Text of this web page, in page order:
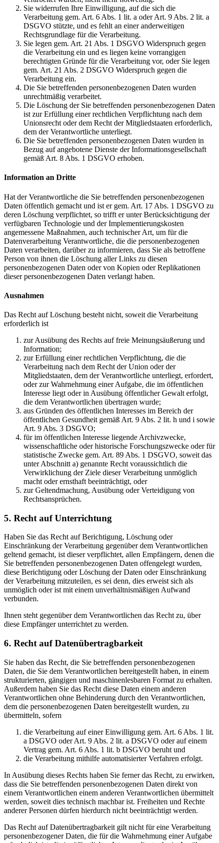
Sie widerrufen Ihre Einwilligung, auf die sich die
Verarbeitung gem. Art. 6 Abs. 1 lit. a oder Art. 9 Abs. 2 lit. a
DSGVO stützte, und es fehlt an einer anderweitigen
Rechtsgrundlage für die Verarbeitung.
Sie legen gem. Art. 21 Abs. 1 DSGVO Widerspruch gegen
die Verarbeitung ein und es liegen keine vorrangigen
berechtigten Gründe für die Verarbeitung vor, oder Sie legen
gem. Art. 21 Abs. 2 DSGVO Widerspruch gegen die
Verarbeitung ein.
Die Sie betreffenden personenbezogenen Daten wurden
unrechtmäßig verarbeitet.
Die Löschung der Sie betreffenden personenbezogenen Daten
ist zur Erfüllung einer rechtlichen Verpflichtung nach dem
Unionsrecht oder dem Recht der Mitgliedstaaten erforderlich,
dem der Verantwortliche unterliegt.
Die Sie betreffenden personenbezogenen Daten wurden in
Bezug auf angebotene Dienste der Informationsgesellschaft
gemäß Art. 8 Abs. 1 DSGVO erhoben.
Information an Dritte
Hat der Verantwortliche die Sie betreffenden personenbezogenen
Daten öffentlich gemacht und ist er gem. Art. 17 Abs. 1 DSGVO zu
deren Löschung verpflichtet, so trifft er unter Berücksichtigung der
verfügbaren Technologie und der Implementierungskosten
angemessene Maßnahmen, auch technischer Art, um für die
Datenverarbeitung Verantwortliche, die die personenbezogenen
Daten verarbeiten, darüber zu informieren, dass Sie als betroffene
Person von ihnen die Löschung aller Links zu diesen
personenbezogenen Daten oder von Kopien oder Replikationen
dieser personenbezogenen Daten verlangt haben.
Ausnahmen
Das Recht auf Löschung besteht nicht, soweit die Verarbeitung
erforderlich ist
zur Ausübung des Rechts auf freie Meinungsäußerung und
Information;
zur Erfüllung einer rechtlichen Verpflichtung, die die
Verarbeitung nach dem Recht der Union oder der
Mitgliedstaaten, dem der Verantwortliche unterliegt, erfordert,
oder zur Wahrnehmung einer Aufgabe, die im öffentlichen
Interesse liegt oder in Ausübung öffentlicher Gewalt erfolgt,
die dem Verantwortlichen übertragen wurde;
aus Gründen des öffentlichen Interesses im Bereich der
öffentlichen Gesundheit gemäß Art. 9 Abs. 2 lit. h und i sowie
Art. 9 Abs. 3 DSGVO;
für im öffentlichen Interesse liegende Archivzwecke,
wissenschaftliche oder historische Forschungszwecke oder für
statistische Zwecke gem. Art. 89 Abs. 1 DSGVO, soweit das
unter Abschnitt a) genannte Recht voraussichtlich die
Verwirklichung der Ziele dieser Verarbeitung unmöglich
macht oder ernsthaft beeinträchtigt, oder
zur Geltendmachung, Ausübung oder Verteidigung von
Rechtsansprüchen.
5. Recht auf Unterrichtung
Haben Sie das Recht auf Berichtigung, Löschung oder
Einschränkung der Verarbeitung gegenüber dem Verantwortlichen
geltend gemacht, ist dieser verpflichtet, allen Empfängern, denen die
Sie betreffenden personenbezogenen Daten offengelegt wurden,
diese Berichtigung oder Löschung der Daten oder Einschränkung
der Verarbeitung mitzuteilen, es sei denn, dies erweist sich als
unmöglich oder ist mit einem unverhältnismäßigen Aufwand
verbunden.
Ihnen steht gegenüber dem Verantwortlichen das Recht zu, über
diese Empfänger unterrichtet zu werden.
6. Recht auf Datenübertragbarkeit
Sie haben das Recht, die Sie betreffenden personenbezogenen
Daten, die Sie dem Verantwortlichen bereitgestellt haben, in einem
strukturierten, gängigen und maschinenlesbaren Format zu erhalten.
Außerdem haben Sie das Recht diese Daten einem anderen
Verantwortlichen ohne Behinderung durch den Verantwortlichen,
dem die personenbezogenen Daten bereitgestellt wurden, zu
übermitteln, sofern
die Verarbeitung auf einer Einwilligung gem. Art. 6 Abs. 1 lit.
a DSGVO oder Art. 9 Abs. 2 lit. a DSGVO oder auf einem
Vertrag gem. Art. 6 Abs. 1 lit. b DSGVO beruht und
die Verarbeitung mithilfe automatisierter Verfahren erfolgt.
In Ausübung dieses Rechts haben Sie ferner das Recht, zu erwirken,
dass die Sie betreffenden personenbezogenen Daten direkt von
einem Verantwortlichen einem anderen Verantwortlichen übermittelt
werden, soweit dies technisch machbar ist. Freiheiten und Rechte
anderer Personen dürfen hierdurch nicht beeinträchtigt werden.
Das Recht auf Datenübertragbarkeit gilt nicht für eine Verarbeitung
personenbezogener Daten, die für die Wahrnehmung einer Aufgabe